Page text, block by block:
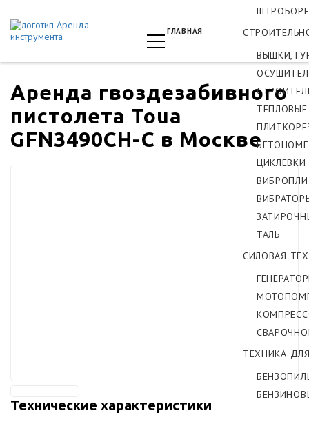
ГЛАВНАЯ
ЦИКЛЕВКИ
ТАЛЬ
СИЛОВАЯ
ТЕХНИКА
Аренда гвоздезабивного
пистолета Toua
GFN3490CH-C в Москве
Технические характеристики